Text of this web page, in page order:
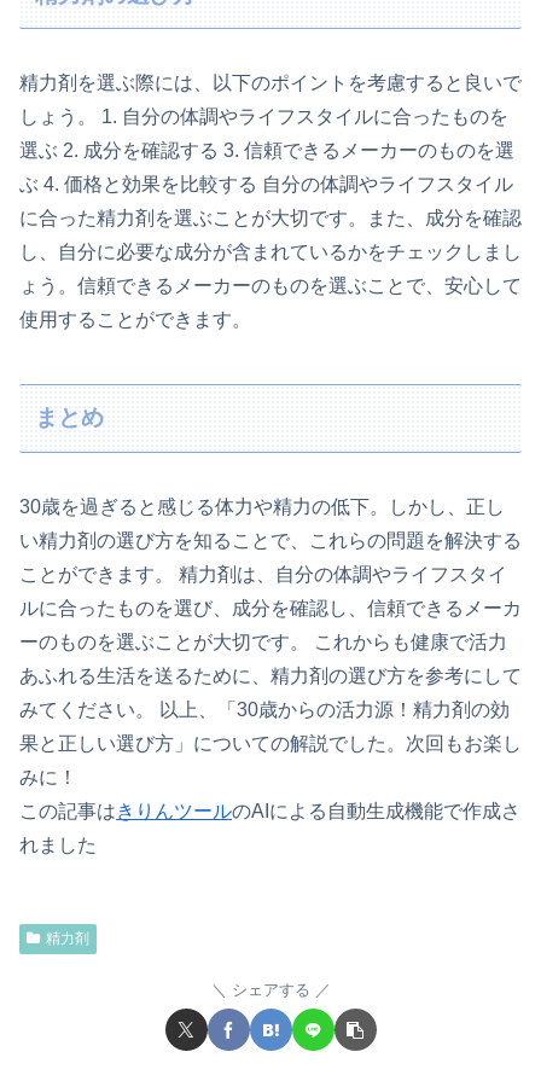
精力剤を選ぶ際には、以下のポイントを考慮すると良いで
しょう。 1. 自分の体調やライフスタイルに合ったものを
選ぶ 2. 成分を確認する 3. 信頼できるメーカーのものを選
ぶ 4. 価格と効果を比較する 自分の体調やライフスタイル
に合った精力剤を選ぶことが大切です。また、成分を確認
し、自分に必要な成分が含まれているかをチェックしまし
ょう。信頼できるメーカーのものを選ぶことで、安心して
使用することができます。
まとめ
30歳を過ぎると感じる体力や精力の低下。しかし、正し
い精力剤の選び方を知ることで、これらの問題を解決する
ことができます。 精力剤は、自分の体調やライフスタイ
ルに合ったものを選び、成分を確認し、信頼できるメーカ
ーのものを選ぶことが大切です。 これからも健康で活力
あふれる生活を送るために、精力剤の選び方を参考にして
みてください。 以上、「30歳からの活力源！精力剤の効
果と正しい選び方」についての解説でした。次回もお楽し
みに！
この記事はきりんツールのAIによる自動生成機能で作成さ
れました
精力剤
シェアする